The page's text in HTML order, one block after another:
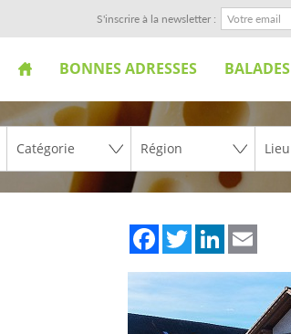
S'inscrire à la newsletter :
BONNES ADRESSES BALADES
FacebookTwitterLinkedIn